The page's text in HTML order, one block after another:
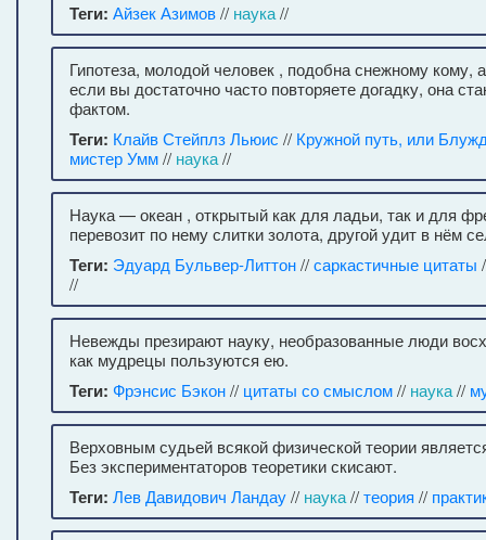
Теги: Айзек Азимов// наука//
Гипотеза, молодой человек , подобна снежному кому,
если вы достаточно часто повторяете догадку, она
фактом.
Теги: Клайв Стейплз Льюис // Кружной путь, или
мистер Умм// наука//
Наука — океан , открытый как для ладьи, так и для
перевозит по нему слитки золота, другой удит в нём
Теги: Эдуард Бульвер-Литтон//саркастичные цитаты
//
Невежды презирают науку, необразованные люди
как мудрецы пользуются ею.
Теги: Фрэнсис Бэкон// цитаты со смыслом// наука//
Верховным судьей всякой физической теории
Без экспериментаторов теоретики скисают.
Теги: Лев Давидович Ландау// наука//теория //